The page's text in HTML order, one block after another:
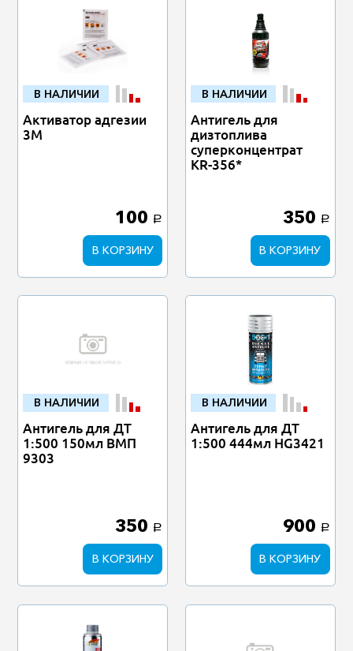
В НАЛИЧИИ
Активатор адгезии
3М
100 a
В КОРЗИНУ
В НАЛИЧИИ
Антигель для
дизтоплива
суперконцентрат
KR-356*
350 a
В КОРЗИНУ
В НАЛИЧИИ
Антигель для ДТ
1:500 150мл ВМП
9303
350 a
В КОРЗИНУ
В НАЛИЧИИ
Антигель для ДТ
1:500 444мл HG3421
900 a
В КОРЗИНУ